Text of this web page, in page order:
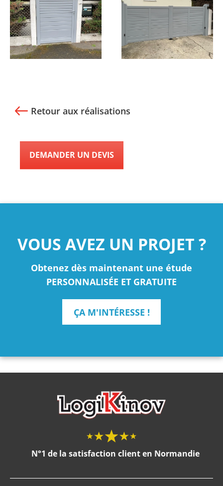
Retour aux réalisations
DEMANDER UN DEVIS
VOUS AVEZ UN PROJET ?
Obtenez dès maintenant une étude
PERSONNALISÉE ET GRATUITE
ÇA M'INTÉRESSE !
N°1 de la satisfaction client en Normandie